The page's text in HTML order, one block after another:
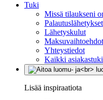
Tuki
Missä tilaukseni
Palautuslähetykset
Lähetyskulut
Maksuvaihtoehdot
Yhteystiedot
Kaikki
Lisää inspiraatiota